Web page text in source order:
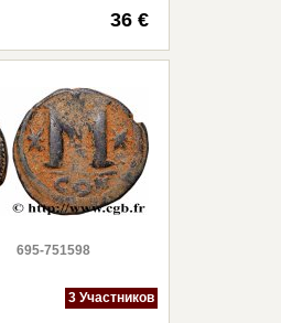
36 €
695-751598
3 Участников